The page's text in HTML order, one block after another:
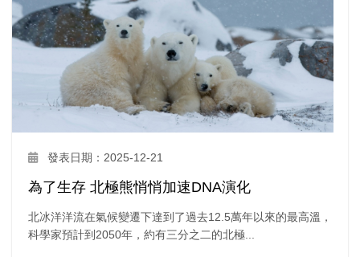
發表日期：2025-12-21
為了生存 北極熊悄悄加速DNA演化
北冰洋洋流在氣候變遷下達到了過去12.5萬年以來的最高溫，
科學家預計到2050年，約有三分之二的北極...